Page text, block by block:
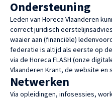
Ondersteuning
Leden van Horeca Vlaanderen
correct juridisch
waaier aan (financiële)
federatie is altijd als eerste op
via de Horeca FLASH (onze
Vlaanderen Krant, de website en
Netwerken
Via opleidingen, infosessies,